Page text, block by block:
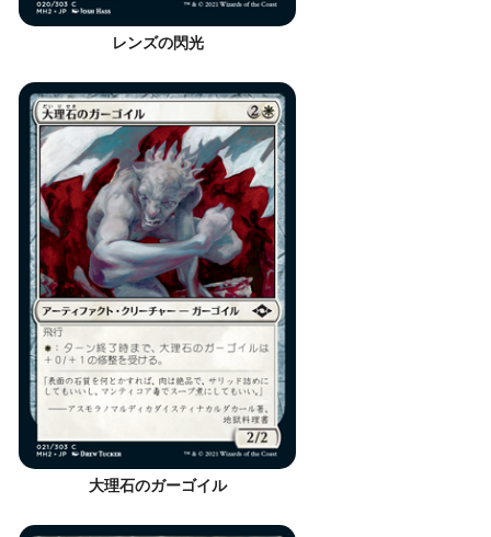
レンズの閃光
大理石のガーゴイル